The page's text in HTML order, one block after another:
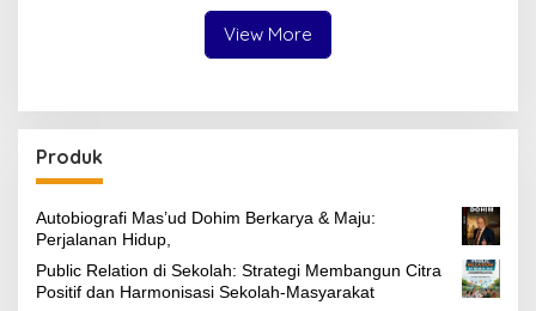
View More
Produk
Autobiografi Mas’ud Dohim Berkarya & Maju:
Perjalanan Hidup,
Public Relation di Sekolah: Strategi Membangun Citra
Positif dan Harmonisasi Sekolah-Masyarakat